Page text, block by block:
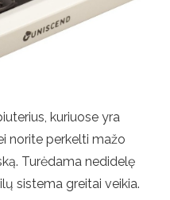
kuriuose yra
norite perkelti mažo
Turėdama nedidelę
sistema greitai veikia.